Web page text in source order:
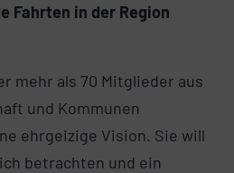
Fahrten in der Region
mehr als 70 Mitglieder aus
und Kommunen
ehrgeizige Vision. Sie will
betrachten und ein